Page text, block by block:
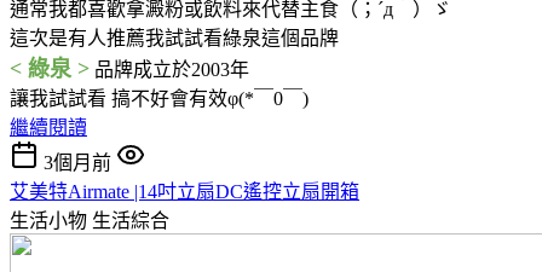
通常我都喜歡拿澱粉或飲料來代替主食（；´д｀）ゞ
這次是有人推薦我試試看綠泉這個品牌
< 綠泉 > 品牌成立於2003年
讓我試試看 搞不好會有效φ(*￣0￣)
繼續閱讀
3個月前
艾美特Airmate |14吋立扇DC遙控立扇開箱
生活小物 生活綜合